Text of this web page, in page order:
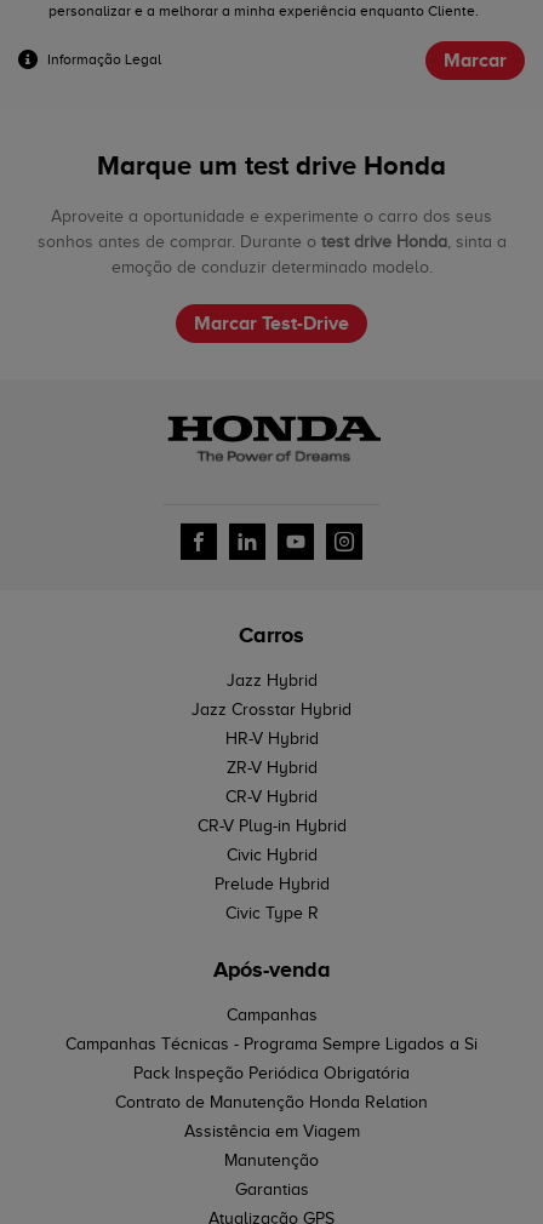
personalizar e a melhorar a minha experiência enquanto Cliente.
Informação Legal Marcar
Marque um test drive Honda
Aproveite a oportunidade e experimente o carro dos seus
sonhos antes de comprar. Durante o test drive Honda, sinta a
emoção de conduzir determinado modelo.
Marcar Test-Drive
Carros
Jazz Hybrid
Jazz Crosstar Hybrid
HR-V Hybrid
ZR-V Hybrid
CR-V Hybrid
CR-V Plug-in Hybrid
Civic Hybrid
Prelude Hybrid
Civic Type R
Após-venda
Campanhas
Campanhas Técnicas - Programa Sempre Ligados a Si
Pack Inspeção Periódica Obrigatória
Contrato de Manutenção Honda Relation
Assistência em Viagem
Manutenção
Garantias
Atualização GPS